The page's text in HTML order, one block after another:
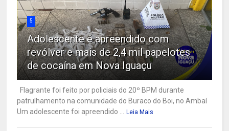
5
Adolescente é apreendido com
revólver e mais de 2,4 mil papelotes
de cocaína em Nova Iguaçu
Flagrante foi feito por policiais do 20º BPM durante
patrulhamento na comunidade do Buraco do Boi, no Ambaí
Um adolescente foi apreendido ...
Leia Mais